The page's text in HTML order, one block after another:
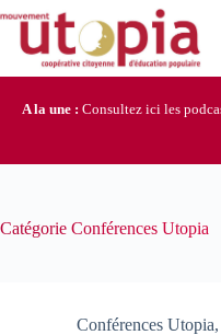
contenu
A la une : Consultez ici les
Catégorie Conférences Utopia
Conférences Utopia,